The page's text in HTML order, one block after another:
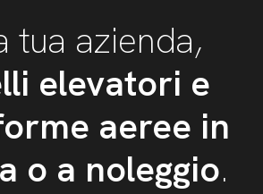
tua azienda,
elevatori e
aeree in
o a noleggio.